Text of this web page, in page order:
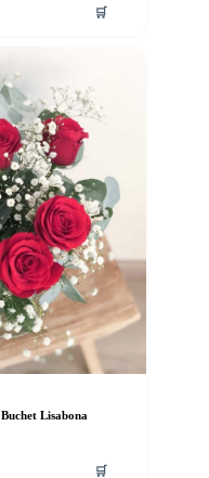
🛒
Buchet Lisabona
🛒